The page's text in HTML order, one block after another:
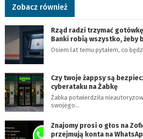
Zobacz również
Rząd radzi trzymać
Banki robią wszystko, żeby
Osiem lat temu pytałem, co
Czy twoje żappsy są
cyberataku na Żabkę
Żabka potwierdziła
swojego…
Znajomy prosi o głos na
przejmują konta na